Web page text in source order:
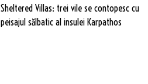
Sheltered Villas: trei vile se contopesc cu
peisajul sălbatic al insulei Karpathos